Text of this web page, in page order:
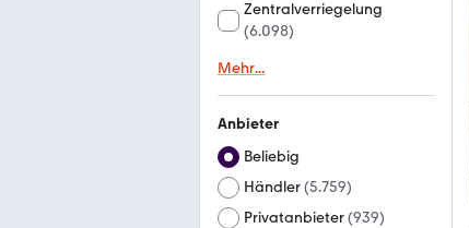
Zentralverriegelung
(6.098)
Mehr...
Anbieter
Beliebig
Händler(5.759)
Privatanbieter(939)